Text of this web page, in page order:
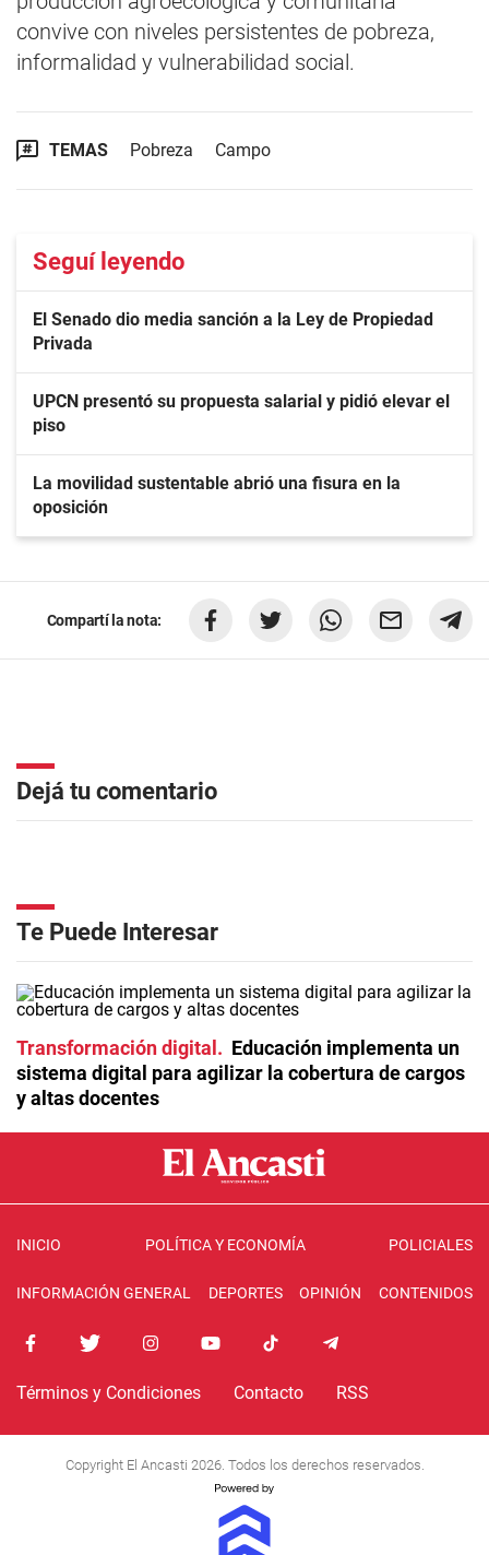
convive con niveles persistentes de pobreza,
informalidad y vulnerabilidad social.
TEMAS Pobreza Campo
Seguí leyendo
El Senado dio media sanción a la Ley de Propiedad
Privada
UPCN presentó su propuesta salarial y pidió elevar el
piso
La movilidad sustentable abrió una fisura en la
oposición
Compartí la nota:
Dejá tu comentario
Te Puede Interesar
Transformación digital
Educación implementa un
sistema digital para agilizar la cobertura de cargos
y altas docentes
INICIO POLÍTICA Y ECONOMÍA POLICIALES
INFORMACIÓN GENERAL DEPORTES OPINIÓN CONTENIDOS
Términos y Condiciones Contacto RSS
Copyright El Ancasti 2026. Todos los derechos reservados.